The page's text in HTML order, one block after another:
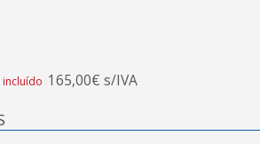
incluído 165,00€ s/IVA